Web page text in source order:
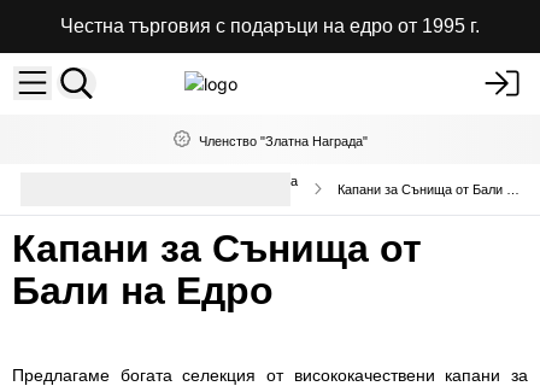
Честна търговия с подаръци на едро от 1995 г.
Членство "Златна Награда"
Амулет за сънища, висулки и пана
Капани за Сънища от
Бали на Едро
Предлагаме богата селекция от висококачествени капани за